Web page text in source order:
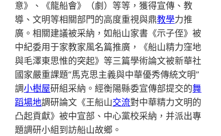
意》、《龍船會》（劇）等等，獲得宣傳、教
導、文明等相關部門的高度重視與鼎教學力推
廣。相關建議被采納，如船山家書《示子侄》被
中紀委用于家教家風名篇推廣，《船山精力窪地
與毛澤東思惟的突起》等三篇學術論文被新華社
國家嚴重課題“馬克思主義與中華優秀傳統文明”
調小樹屋研組采納。經衡陽縣委宣傳部提交的舞
蹈場地調研論文《王船山交流對中華精力文明的
凸起貢獻》被中宣部、中心黨校采納，并派出專
題調研小組到訪船山故鄉。